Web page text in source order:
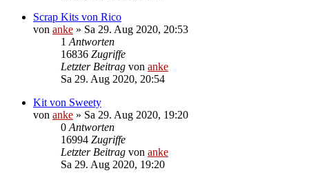
Scrap Kits von Rico
von anke » Sa 29. Aug 2020, 20:53
1 Antworten
16836 Zugriffe
Letzter Beitrag von anke
Sa 29. Aug 2020, 20:54
Kit von Sweety
von anke » Sa 29. Aug 2020, 19:20
0 Antworten
16994 Zugriffe
Letzter Beitrag von anke
Sa 29. Aug 2020, 19:20